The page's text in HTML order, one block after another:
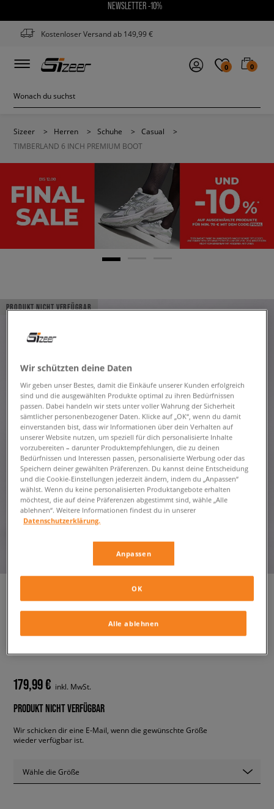
NEWSLETTER -10%
Kostenloser Versand ab 149,99 €
0 0
Sizeer > Herren > Schuhe > Casual
>
TIMBERLAND 6 INCH PREMIUM BOOT
PRODUKT NICHT VERFÜGBAR
PREMIUM BOOT
179,99 € inkl. MwSt.
PRODUKT NICHT VERFÜGBAR
Wir schicken dir eine E-Mail, wenn die gewünschte Größe
wieder verfügbar ist.
Wähle die Größe
Wir schützten deine Daten
Wir geben unser Bestes, damit die Einkäufe unserer Kunden erfolgreich
sind und die ausgewählten Produkte optimal zu ihren Bedürfnissen
passen. Dabei handeln wir stets unter voller Wahrung der Sicherheit
sämtlicher personenbezogener Daten. Klicke auf „OK“, wenn du damit
einverstanden bist, dass wir Informationen über dein Verhalten auf
unserer Website nutzen, um speziell für dich personalisierte Inhalte
vorzubereiten – darunter Produktempfehlungen, die zu deinen
Bedürfnissen und Interessen passen, personalisierte Werbung oder das
Speichern deiner gewählten Präferenzen. Du kannst deine Entscheidung
und die Cookie-Einstellungen jederzeit ändern, indem du „Anpassen“
wählst. Wenn du keine personalisierten Produktangebote erhalten
möchtest, die auf deine Präferenzen abgestimmt sind, wähle „Alle
ablehnen“. Weitere Informationen findest du in unserer
Datenschutzerklärung.
Anpassen
Alle ablehnen
OK